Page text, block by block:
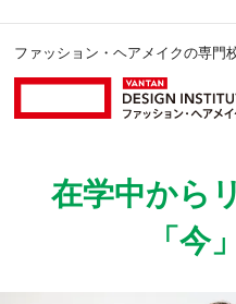
ファッション・ヘアメイクの専
在学中から
「今